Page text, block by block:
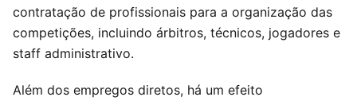
contratação de profissionais para a organização das
competições, incluindo árbitros, técnicos, jogadores e
staff administrativo.
Além dos empregos diretos, há um efeito